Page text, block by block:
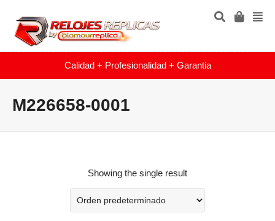
Calidad + Profesionalidad + Garantia
M226658-0001
Showing the single result